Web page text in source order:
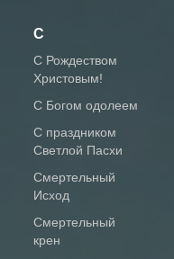
С
С Рождеством
Христовым!
С Богом одолеем
С праздником
Светлой Пасхи
Смертельный
Исход
Смертельный
крен